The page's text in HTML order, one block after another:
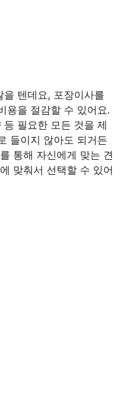
텐데요, 포장이사를
용을 절감할 수 있어요.
필요한 모든 것을 제
들이지 않아도 되거든
통해 자신에게 맞는 견
맞춰서 선택할 수 있어